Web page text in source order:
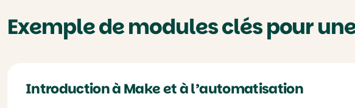
Exemple de modules clés pour
Introduction à Make et à l’automatisation